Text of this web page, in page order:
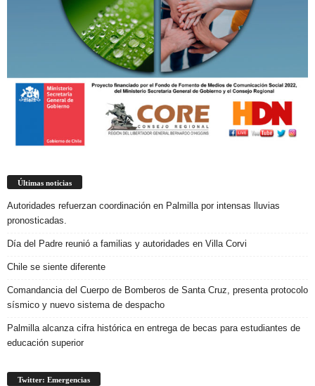
Últimas noticias
Autoridades refuerzan coordinación en Palmilla por intensas lluvias
pronosticadas.
Día del Padre reunió a familias y autoridades en Villa Corvi
Chile se siente diferente
Comandancia del Cuerpo de Bomberos de Santa Cruz, presenta protocolo
sísmico y nuevo sistema de despacho
Palmilla alcanza cifra histórica en entrega de becas para estudiantes de
educación superior
Twitter: Emergencias